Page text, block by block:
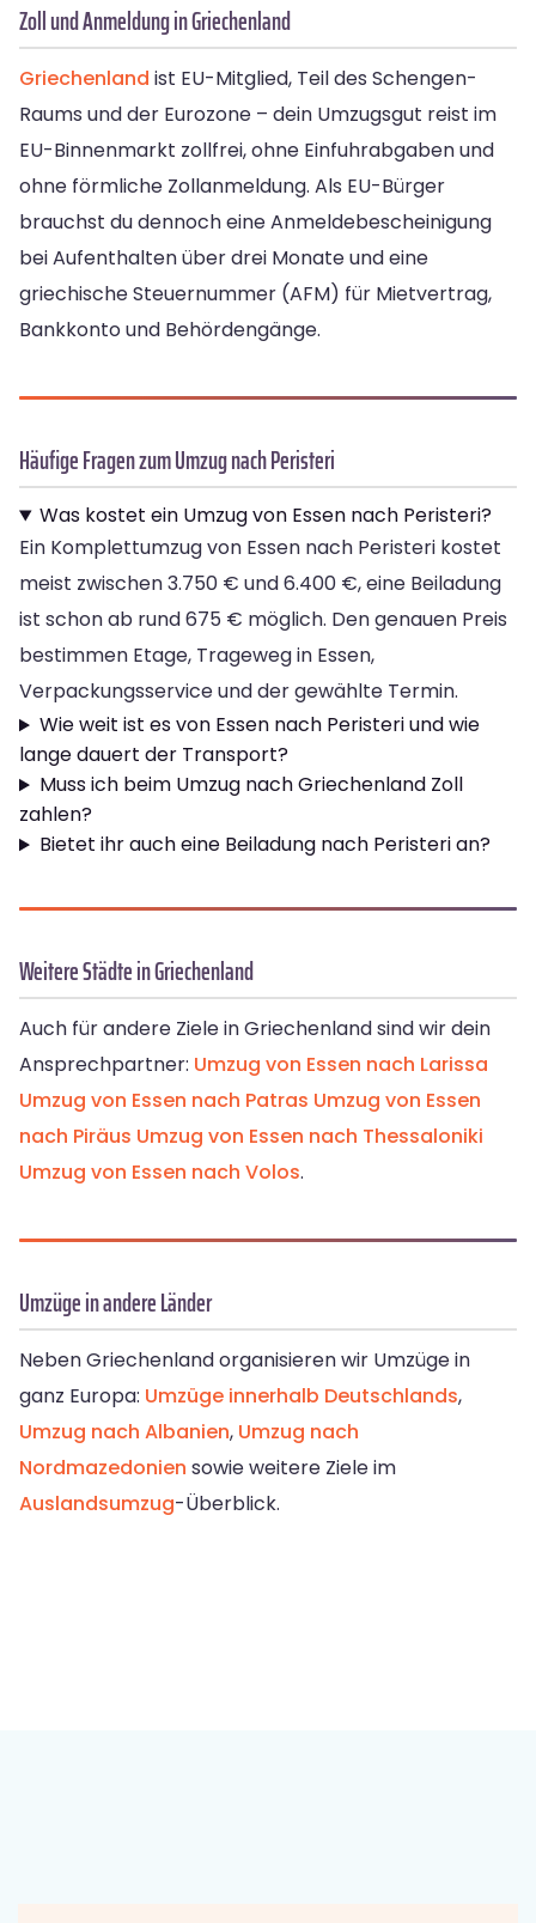
Zoll und Anmeldung in Griechenland
Griechenland ist EU-Mitglied, Teil des Schengen-
Raums und der Eurozone – dein Umzugsgut reist im
EU-Binnenmarkt zollfrei, ohne Einfuhrabgaben und
ohne förmliche Zollanmeldung. Als EU-Bürger
brauchst du dennoch eine Anmeldebescheinigung
bei Aufenthalten über drei Monate und eine
griechische Steuernummer (AFM) für Mietvertrag,
Bankkonto und Behördengänge.
Häufige Fragen zum Umzug nach Peristeri
Was kostet ein Umzug von Essen nach Peristeri?
Ein Komplettumzug von Essen nach Peristeri kostet
meist zwischen 3.750 € und 6.400 €, eine Beiladung
ist schon ab rund 675 € möglich. Den genauen Preis
bestimmen Etage, Trageweg in Essen,
Verpackungsservice und der gewählte Termin.
Wie weit ist es von Essen nach Peristeri und wie
lange dauert der Transport?
Muss ich beim Umzug nach Griechenland Zoll
zahlen?
Bietet ihr auch eine Beiladung nach Peristeri an?
Weitere Städte in Griechenland
Auch für andere Ziele in Griechenland sind wir dein
Ansprechpartner: Umzug von Essen nach Larissa
Umzug von Essen nach Patras Umzug von Essen
nach Piräus Umzug von Essen nach Thessaloniki
Umzug von Essen nach Volos.
Umzüge in andere Länder
Neben Griechenland organisieren wir Umzüge in
ganz Europa: Umzüge innerhalb Deutschlands,
Umzug nach Albanien, Umzug nach
Nordmazedonien sowie weitere Ziele im
Auslandsumzug-Überblick.